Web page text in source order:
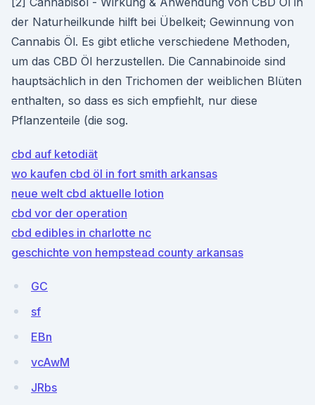
der Naturheilkunde hilft bei Übelkeit; Gewinnung von
Cannabis Öl. Es gibt etliche verschiedene Methoden,
um das CBD Öl herzustellen. Die Cannabinoide sind
hauptsächlich in den Trichomen der weiblichen Blüten
enthalten, so dass es sich empfiehlt, nur diese
Pflanzenteile (die sog.
cbd auf ketodiät
wo kaufen cbd öl in fort smith arkansas
neue welt cbd aktuelle lotion
cbd vor der operation
cbd edibles in charlotte nc
geschichte von hempstead county arkansas
GC
sf
EBn
vcAwM
JRbs